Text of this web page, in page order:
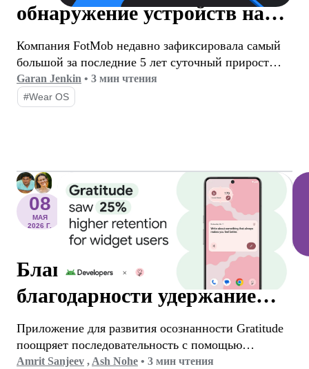
обнаружение устройств на
разных платформах для
достижения рекордного
уровня внедрения Wear OS
Компания FotMob недавно зафиксировала самый
большой за последние 5 лет суточный прирост
числа пользователей Wear OS среди своих
пользователей, в 2-3 раза превысивший
среднесуточный показатель. Секрет? Простой
Garan Jenkin • 3 мин чтения
#Wear OS
08
МАЯ
2026 Г.
Благодаря функции
благодарности удержание
пользователей виджета
увеличилось на 25%.
Приложение для развития осознанности Gratitude
поощряет последовательность с помощью
коротких ежедневных записей в дневнике,
Amrit Sanjeev , Ash Nohe • 3 мин чтения